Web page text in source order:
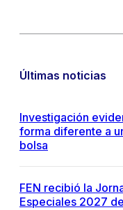
Últimas noticias
Investigación
forma diferente a
bolsa
FEN recibió la
Especiales 2027